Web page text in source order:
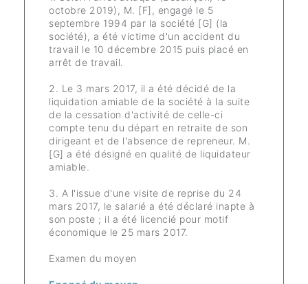
octobre 2019), M. [F], engagé le 5
septembre 1994 par la société [G] (la
société), a été victime d'un accident du
travail le 10 décembre 2015 puis placé en
arrêt de travail.
2. Le 3 mars 2017, il a été décidé de la
liquidation amiable de la société à la suite
de la cessation d'activité de celle-ci
compte tenu du départ en retraite de son
dirigeant et de l'absence de repreneur. M.
[G] a été désigné en qualité de liquidateur
amiable.
3. A l'issue d'une visite de reprise du 24
mars 2017, le salarié a été déclaré inapte à
son poste ; il a été licencié pour motif
économique le 25 mars 2017.
Examen du moyen